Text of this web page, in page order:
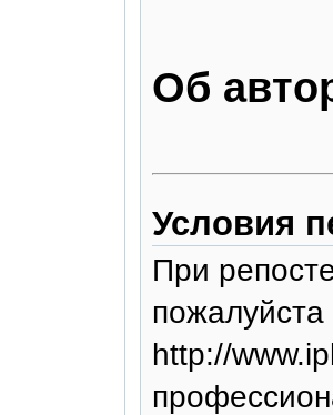
Об
Условия
При
пожалуйста
http://